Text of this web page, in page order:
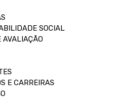
SOCIAL
AVALIAÇÃO
E CARREIRAS